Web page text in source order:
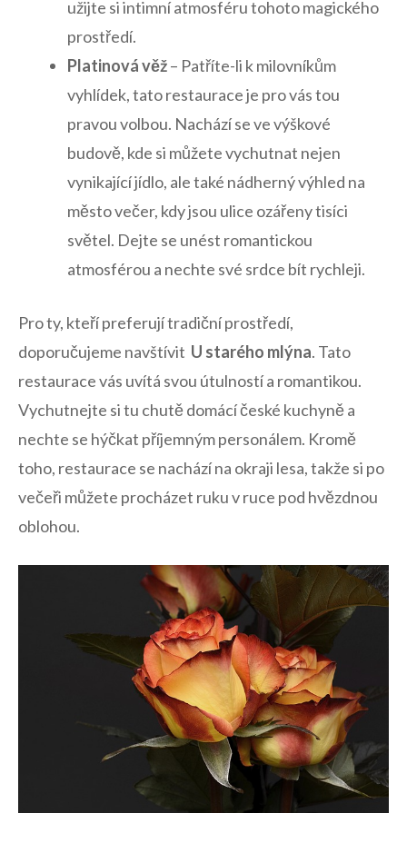
užijte si intimní atmosféru tohoto magického
prostředí.
Platinová věž– Patříte-li k milovníkům
vyhlídek, tato restaurace je pro vás tou
pravou volbou. Nachází se ve výškové
budově, kde si můžete ​vychutnat ​nejen
vynikající jídlo, ale také nádherný výhled‌ na
město večer, kdy jsou ulice ozářeny tisíci
⁢světel.‌ Dejte se ⁣unést romantickou⁢
atmosférou a nechte své srdce ​bít rychleji.
Pro ty, kteří preferují tradiční prostředí,
doporučujeme navštívit ‍ U starého mlýna. Tato
restaurace vás uvítá svou útulností a ‌romantikou.
Vychutnejte ⁣si tu chutě domácí české kuchyně a
nechte⁢ se hýčkat příjemným personálem. Kromě⁢
toho,⁤ restaurace se nachází na okraji lesa, takže si po
večeři ‌můžete ​procházet ruku v⁢ ruce pod hvězdnou
oblohou.